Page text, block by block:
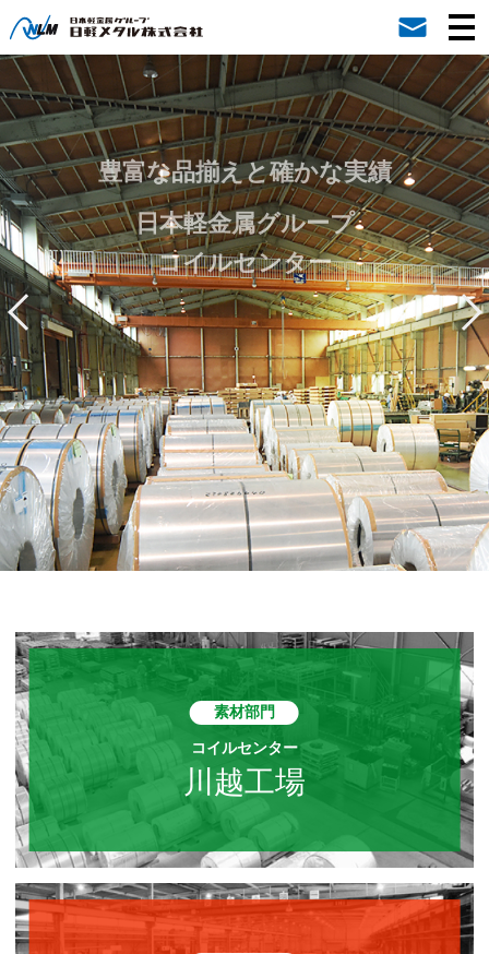
豊富な品揃えと確かな実績
日本軽金属グループ
コイルセンター
素材部門
コイルセンター
川越工場